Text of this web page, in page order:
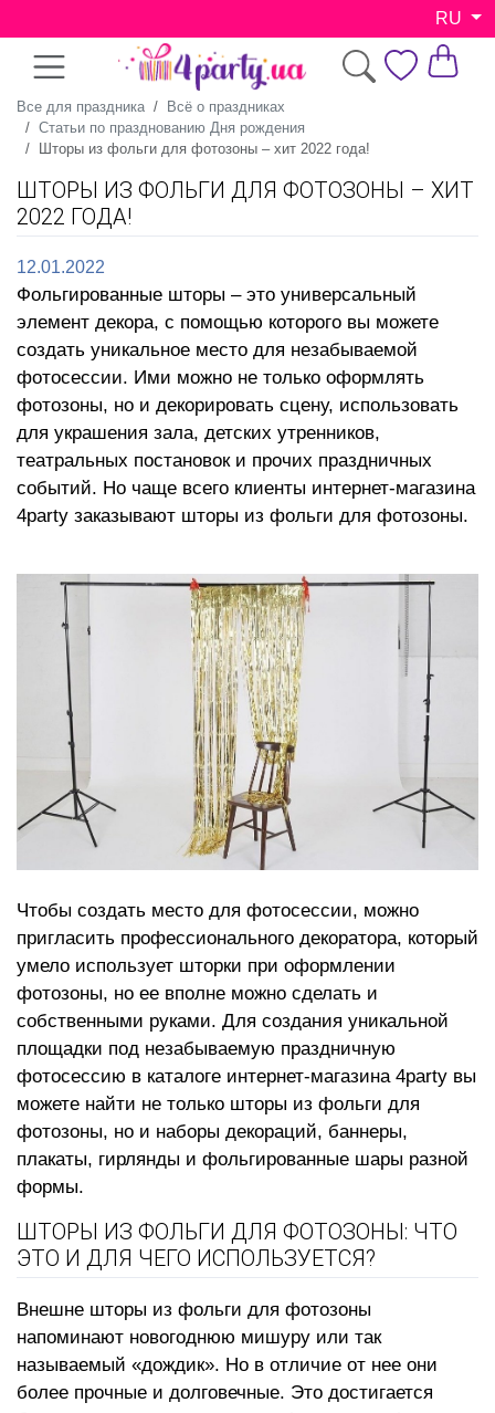
RU
Все для праздника
Всё о праздниках
Статьи по празднованию Дня рождения
Шторы из фольги для фотозоны – хит 2022 года!
ШТОРЫ ИЗ ФОЛЬГИ ДЛЯ ФОТОЗОНЫ – ХИТ
2022 ГОДА!
12.01.2022
Фольгированные шторы – это универсальный
элемент декора, с помощью которого вы можете
создать уникальное место для незабываемой
фотосессии. Ими можно не только оформлять
фотозоны, но и декорировать сцену, использовать
для украшения зала, детских утренников,
театральных постановок и прочих праздничных
событий. Но чаще всего клиенты интернет-магазина
4party заказывают шторы из фольги для фотозоны.
Чтобы создать место для фотосессии, можно
пригласить профессионального декоратора, который
умело использует шторки при оформлении
фотозоны, но ее вполне можно сделать и
собственными руками. Для создания уникальной
площадки под незабываемую праздничную
фотосессию в каталоге интернет-магазина 4party вы
можете найти не только шторы из фольги для
фотозоны, но и наборы декораций, баннеры,
плакаты, гирлянды и фольгированные шары разной
формы.
ШТОРЫ ИЗ ФОЛЬГИ ДЛЯ ФОТОЗОНЫ: ЧТО
ЭТО И ДЛЯ ЧЕГО ИСПОЛЬЗУЕТСЯ?
Внешне шторы из фольги для фотозоны
напоминают новогоднюю мишуру или так
называемый «дождик». Но в отличие от нее они
более прочные и долговечные. Это достигается